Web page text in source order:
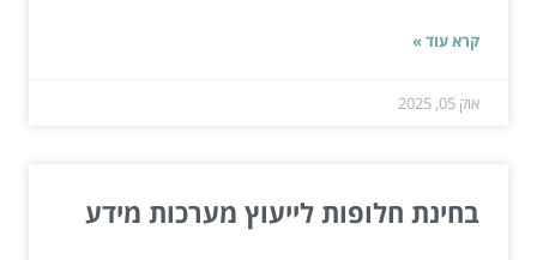
קרא עוד »
אוק 05, 2025
בחינת חלופות לייעוץ מערכות מידע